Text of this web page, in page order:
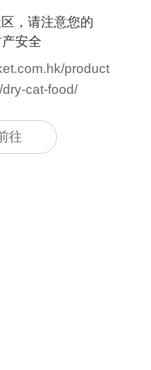
，请注意您的
安全
product
cat-food/
往